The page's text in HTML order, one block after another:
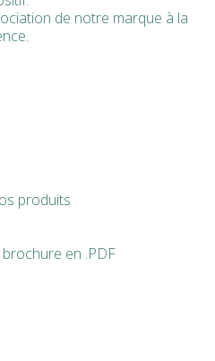
de notre marque à la
produits
en .PDF